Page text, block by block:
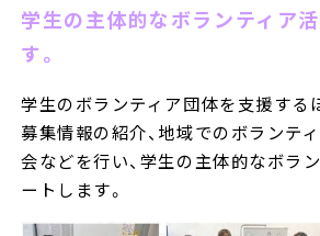
学生の主体的なボランティア
す。
学生のボランティア団体を支援する
募集情報の紹介、地域でのボランテ
会などを行い、学生の主体的なボラ
ートします。